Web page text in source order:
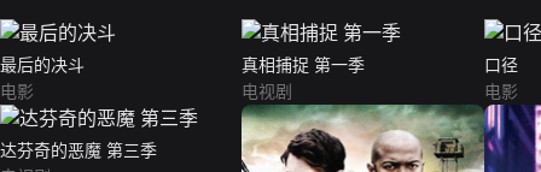
最后的决斗
电影
真相捕捉 第一季
电视剧
口径
电影
达芬奇的恶魔 第三季